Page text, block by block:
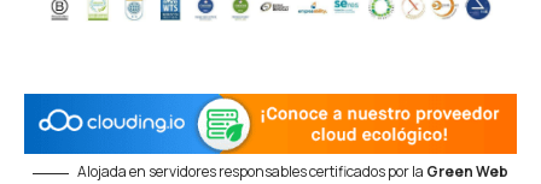
Alojada en servidores responsables certificados por la Green Web